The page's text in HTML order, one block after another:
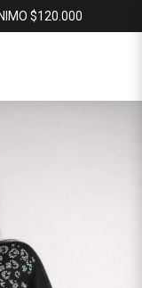
$120.000